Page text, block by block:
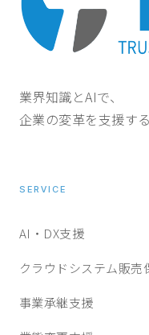
業界知識とAIで、
企業の変革を支援する
SERVICE
AI・DX支援
クラウドシステム販売
事業承継支援